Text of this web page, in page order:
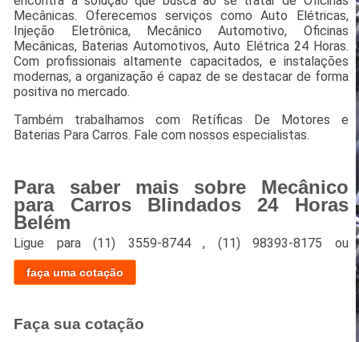
Mecânicas. Oferecemos serviços como Auto Elétricas,
Injeção Eletrônica, Mecânico Automotivo, Oficinas
Mecânicas, Baterias Automotivos, Auto Elétrica 24 Horas.
Com profissionais altamente capacitados, e instalações
modernas, a organização é capaz de se destacar de forma
positiva no mercado.
Também trabalhamos com Retíficas De Motores e
Baterias Para Carros. Fale com nossos especialistas.
Para saber mais sobre Mecânico
para Carros Blindados 24 Horas
Belém
Ligue para(11) 3559-8744 , (11) 98393-8175 ou
faça uma cotação
Faça sua cotação